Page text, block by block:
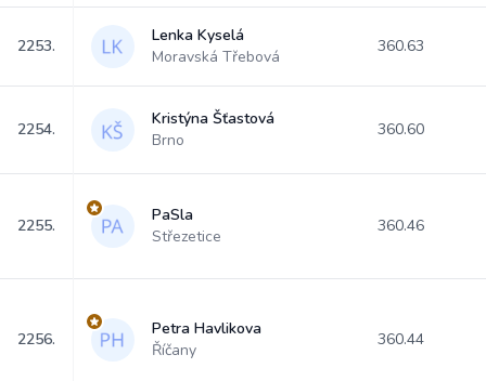
2253.
Lenka Kyselá
Moravská Třebová
360.63
2254.
Kristýna Šťastová
Brno
360.60
2255.
PaSla
Střezetice
360.46
2256.
Petra Havlikova
Říčany
360.44